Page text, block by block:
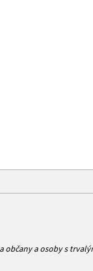
občany a osoby s